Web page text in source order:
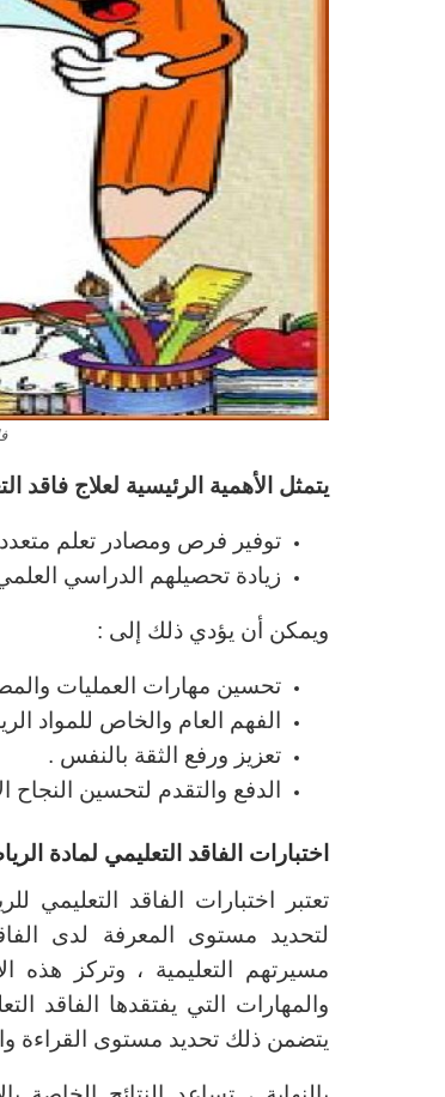
يتمثل الأهمية الرئيسية لعلاج فاقد
توفير فرص ومصادر تعلم
زيادة تحصيلهم الدراسي
ويمكن أن يؤدي ذلك إلى :
تحسين مهارات العمليات
الفهم العام والخاص للمواد
تعزيز ورفع الثقة بالنفس .
الدفع والتقدم لتحسين
اختبارات الفاقد التعليمي لمادة
تعتبر اختبارات الفاقد
لتحديد مستوى المعرفة لدى
مسيرتهم التعليمية ، وتركز هذه
والمهارات التي يفتقدها الفاقد
يتضمن ذلك تحديد مستوى القراءة